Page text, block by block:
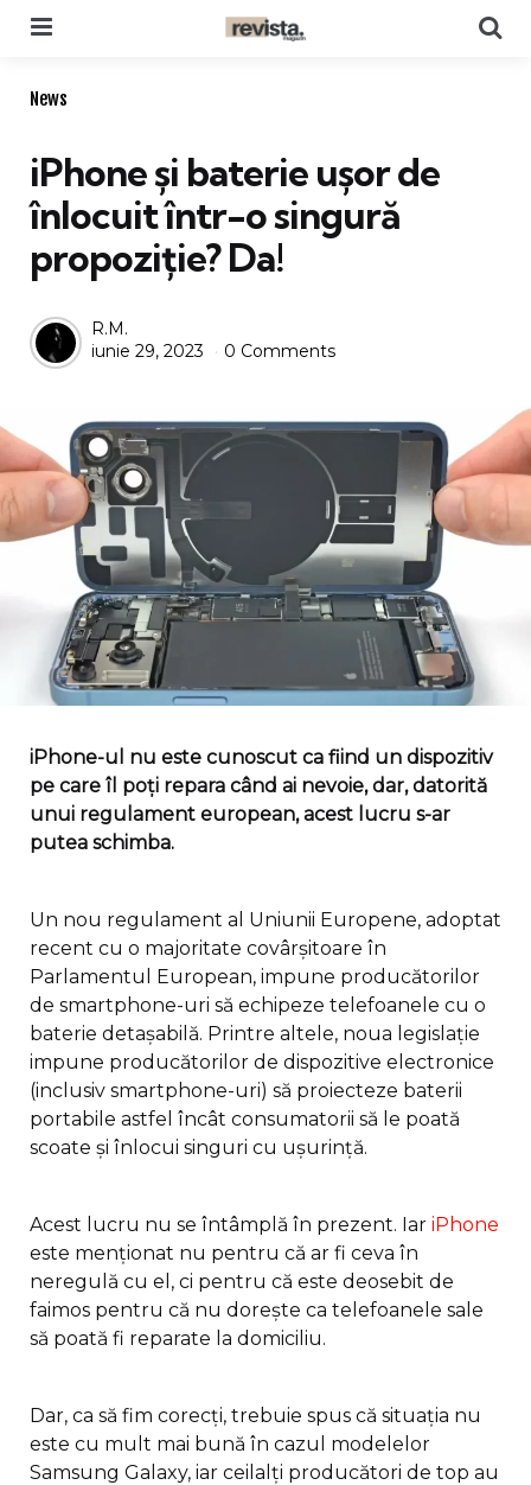
Categories
News
iPhone și baterie ușor de
înlocuit într-o singură
propoziție? Da!
Posted
by
R.M.
iunie 29, 2023
0 Comments
iPhone-ul nu este cunoscut ca fiind un dispozitiv
pe care îl poți repara când ai nevoie, dar, datorită
unui regulament european, acest lucru s-ar
putea schimba.
Un nou regulament al Uniunii Europene, adoptat
recent cu o majoritate covârșitoare în
Parlamentul European, impune producătorilor
de smartphone-uri să echipeze telefoanele cu o
baterie detașabilă. Printre altele, noua legislație
impune producătorilor de dispozitive electronice
(inclusiv smartphone-uri) să proiecteze baterii
portabile astfel încât consumatorii să le poată
scoate și înlocui singuri cu ușurință.
Acest lucru nu se întâmplă în prezent. Iar iPhone
este menționat nu pentru că ar fi ceva în
neregulă cu el, ci pentru că este deosebit de
faimos pentru că nu dorește ca telefoanele sale
să poată fi reparate la domiciliu.
Dar, ca să fim corecți, trebuie spus că situația nu
este cu mult mai bună în cazul modelelor
Samsung Galaxy, iar ceilalți producători de top au